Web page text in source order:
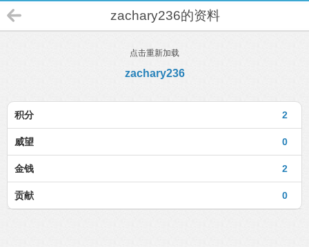
zachary236的资料
点击重新加载
zachary236
2
积分
0
威望
2
金钱
0
贡献